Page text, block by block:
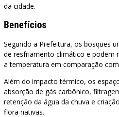
da cidade.
Benefícios
Segundo a Prefeitura, os bosques
de resfriamento climático e podem
a temperatura em comparação
Além do impacto térmico, os
absorção de gás carbônico,
retenção da água da chuva e
flora nativas.